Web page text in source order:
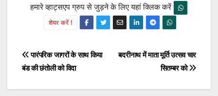
हमारे व्हाट्सएप ग्रुप से जुड़ने के लिए यहां क्लिक करें
शेयर करें !
Post
बदरीनाथ में माता मूर्ति उत्सव चार
सितम्बर को
पारंपरिक जागरों के साथ किया
बंड की छंतोली को विदा